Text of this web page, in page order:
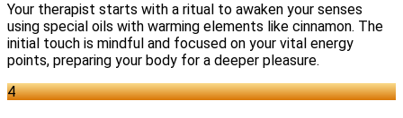
Your therapist starts with a ritual to awaken your senses
using special oils with warming elements like cinnamon. The
initial touch is mindful and focused on your vital energy
points, preparing your body for a deeper pleasure.
4